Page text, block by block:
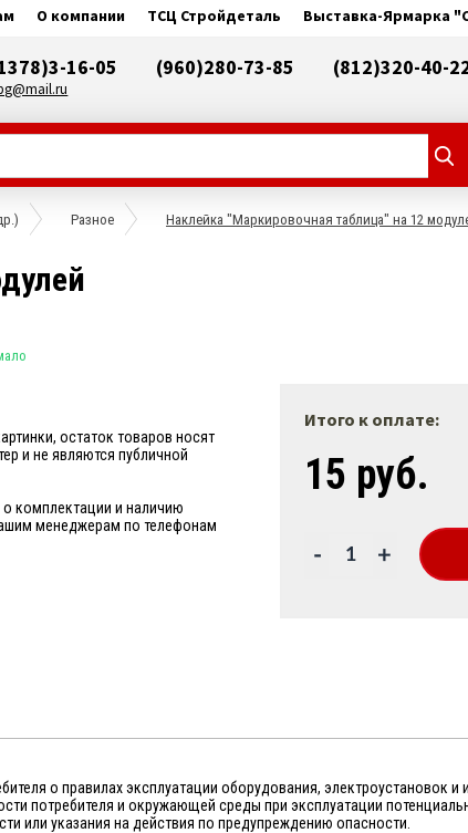
О компании ТСЦ Стройдеталь Выставка-Ярмарка
16-05 (960)280-73-85 (812)320-40-
Разное Наклейка "Маркировочная таблица" на 12
остаток товаров носят
и не являются публичной
комплектации и наличию
менеджерам по телефонам
Итого к оплате:
15 руб.
+
-
о правилах эксплуатации оборудования, электроустановок и
потребителя и окружающей среды при эксплуатации
или указания на действия по предупреждению опасности.